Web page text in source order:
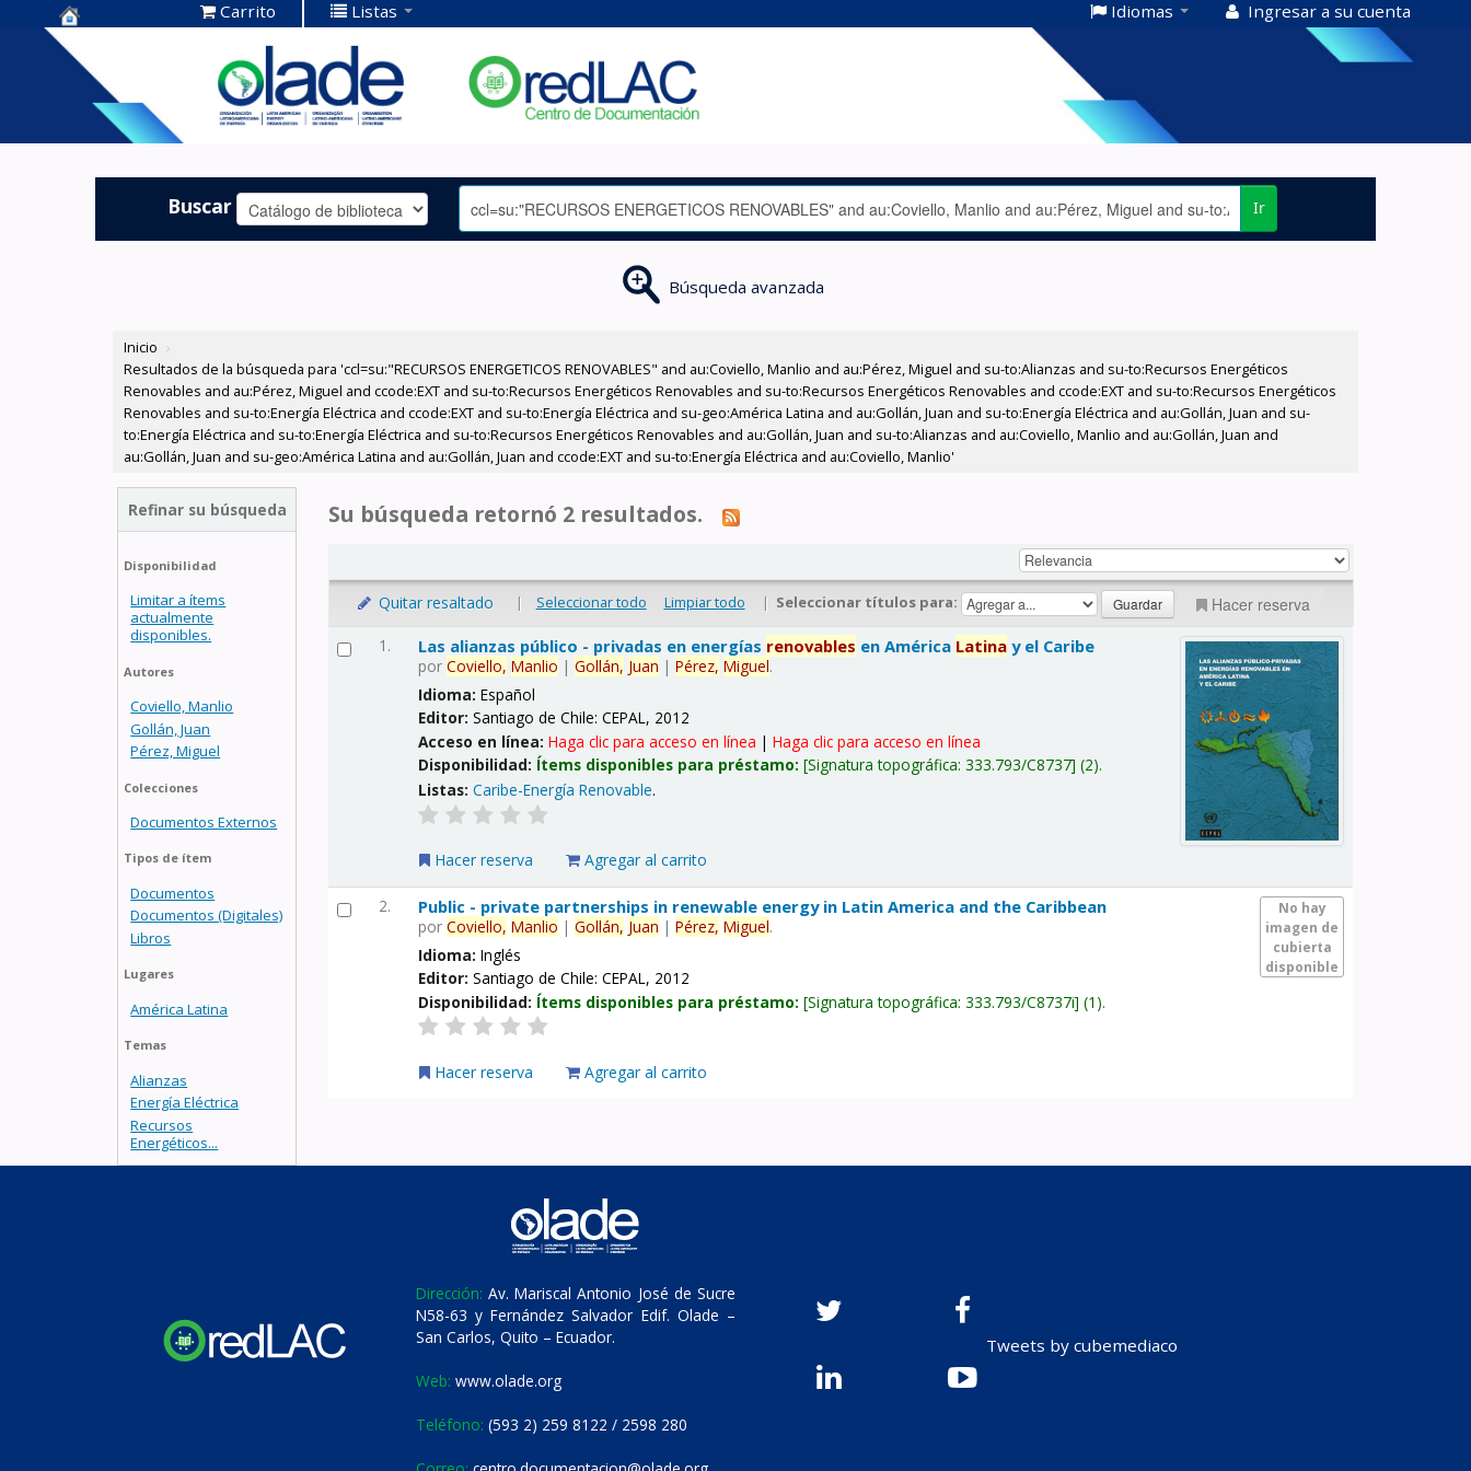
Centro de
Documentación
OLADE -
Carrito Listas Idiomas Ingresar a su cuenta
Buscar Ir
Búsqueda avanzada
Inicio ›
Resultados de la búsqueda para 'ccl=su:"RECURSOS ENERGETICOS RENOVABLES" and au:Coviello, Manlio and au:Pérez, Miguel and su-to:Alianzas and su-to:Recursos Energéticos
Renovables and au:Pérez, Miguel and ccode:EXT and su-to:Recursos Energéticos Renovables and su-to:Recursos Energéticos Renovables and ccode:EXT and su-to:Recursos Energéticos
Renovables and su-to:Energía Eléctrica and ccode:EXT and su-to:Energía Eléctrica and su-geo:América Latina and au:Gollán, Juan and su-to:Energía Eléctrica and au:Gollán, Juan and su-
to:Energía Eléctrica and su-to:Energía Eléctrica and su-to:Recursos Energéticos Renovables and au:Gollán, Juan and su-to:Alianzas and au:Coviello, Manlio and au:Gollán, Juan and
au:Gollán, Juan and su-geo:América Latina and au:Gollán, Juan and ccode:EXT and su-to:Energía Eléctrica and au:Coviello, Manlio'
Refinar su búsqueda
Disponibilidad
Limitar a ítems
actualmente
disponibles.
Autores
Coviello, Manlio
Gollán, Juan
Pérez, Miguel
Colecciones
Documentos Externos
Tipos de ítem
Documentos
Documentos (Digitales)
Libros
Lugares
América Latina
Temas
Alianzas
Energía Eléctrica
Recursos
Energéticos...
Su búsqueda retornó 2 resultados.
Quitar resaltado | Seleccionar todo Limpiar todo | Seleccionar títulos para: Hacer reserva
1. Las alianzas público - privadas en energías renovables en América Latina y el Caribe
porCoviello, Manlio |Gollán, Juan |Pérez, Miguel.
Idioma:Español
Editor:Santiago de Chile: CEPAL, 2012
Acceso en línea:Haga clic para acceso en línea |Haga clic para acceso en línea
Disponibilidad: Ítems disponibles para préstamo: Signatura topográfica:333.793/C8737 (2).
Listas: Caribe-Energía Renovable.
Hacer reserva Agregar al carrito
2.
No hay
imagen de
cubierta
disponible
Public - private partnerships in renewable energy in Latin America and the Caribbean
porCoviello, Manlio |Gollán, Juan |Pérez, Miguel.
Idioma:Inglés
Editor:Santiago de Chile: CEPAL, 2012
Disponibilidad: Ítems disponibles para préstamo: Signatura topográfica:333.793/C8737i (1).
Hacer reserva Agregar al carrito
Dirección: Av. Mariscal Antonio José de Sucre
N58-63 y Fernández Salvador Edif. Olade –
San Carlos, Quito – Ecuador.
Web: www.olade.org
Teléfono: (593 2) 259 8122 / 2598 280
Tweets by cubemediaco